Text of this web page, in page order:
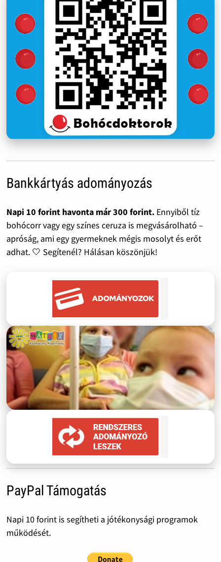
Bankkártyás adományozás
Napi 10 forint havonta már 300 forint.Ennyiből tíz
bohócorr vagy egy színes ceruza is megvásárolható –
apróság, ami egy gyermeknek mégis mosolyt és erőt
adhat. 🤍 Segítenél? Hálásan köszönjük!
PayPal Támogatás
Napi 10 forint is segítheti a jótékonysági programok
működését.